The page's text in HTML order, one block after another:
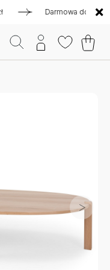
Darmowa dostawa dla